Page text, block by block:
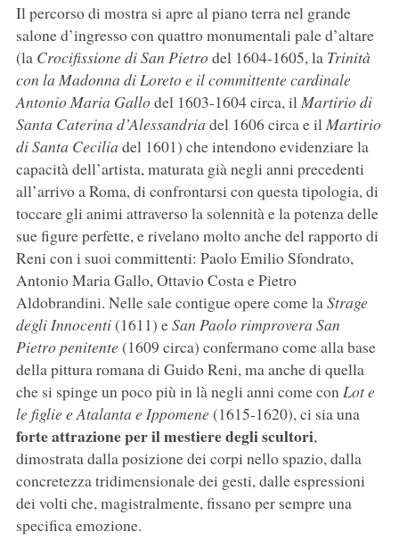
Il percorso di mostra si apre al piano terra nel grande
salone d’ingresso con quattro monumentali pale d’altare
(la Crocifissione di San Pietrodel 1604-1605, la Trinità
con la Madonna di Loreto e il committente cardinale
Antonio Maria Gallodel 1603-1604 circa, il Martirio di
Santa Caterina d’Alessandria del 1606 circa e il Martirio
di Santa Cecilia del 1601) che intendono evidenziare la
capacità dell’artista, maturata già negli anni precedenti
all’arrivo a Roma, di confrontarsi con questa tipologia, di
toccare gli animi attraverso la solennità e la potenza delle
sue figure perfette, e rivelano molto anche del rapporto di
Reni con i suoi committenti: Paolo Emilio Sfondrato,
Antonio Maria Gallo, Ottavio Costa e Pietro
Aldobrandini. Nelle sale contigue opere come la Strage
degli Innocenti(1611) eSan Paolo rimprovera San
Pietro penitente(1609 circa) confermano come alla base
della pittura romana di Guido Reni, ma anche di quella
che si spinge un poco più in là negli anni come con Lot e
le figlie e Atalanta e Ippomene(1615-1620), ci sia una
forte attrazione per il mestiere degli scultori,
dimostrata dalla posizione dei corpi nello spazio, dalla
concretezza tridimensionale dei gesti, dalle espressioni
dei volti che, magistralmente, fissano per sempre una
specifica emozione.